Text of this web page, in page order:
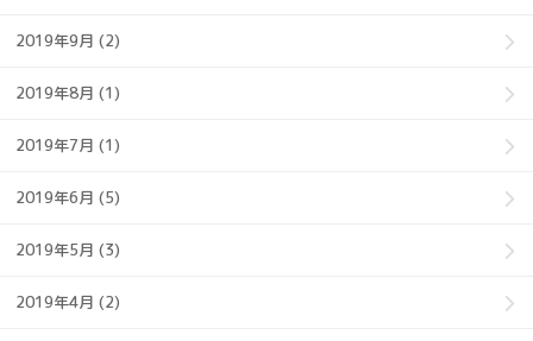
2019年9月 (2)
2019年8月 (1)
2019年7月 (1)
2019年6月 (5)
2019年5月 (3)
2019年4月 (2)